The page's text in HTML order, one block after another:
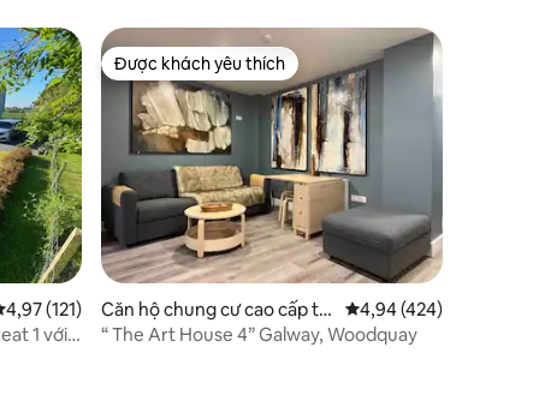
hạng trung bình 4,97/5, 121 đánh giá
4,97 (121)
1 với
Được khách yêu thích
Được khách yêu thích
Căn hộ chung cư cao cấp tại
Galway
Xếp hạng trung bình
4,94 (424)
“ The Art House 4” Galway, Woodquay